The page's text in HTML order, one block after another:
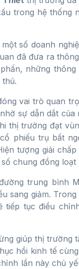
trong hệ thống
số doanh
đã đưa ra
những
vai trò quan
sự dẫn dắt của
thị trường đạt
phiếu trụ bất
tượng giải
chung đồng loạt
trung bình
sang giảm. Trong
tục điều
giúp thị trường
hồi kinh tế
lần này chủ